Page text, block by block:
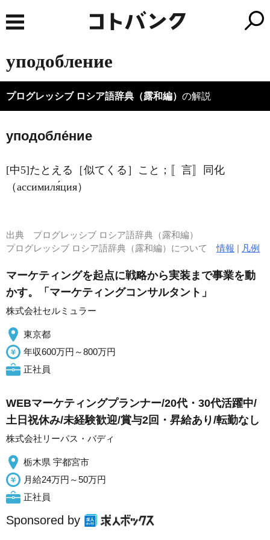
уподобление
プログレッシブ ロシア語辞典（露和編） の解説
уподобле́ние
[中5]たとえる［似てくる］こと；〚言〛同化
（ассимиля́ция）
出典 プログレッシブ ロシア語辞典（露和編）
プログレッシブ ロシア語辞典（露和編）について情報 | 凡例
マーケティングを起点に戦略から実装まで事業を動
かす。「マーケティングコンサルタント」
株式会社セルミュラー
東京都
年収600万円～800万円
正社員
WEBマーケティングプランナー/20代・30代活躍中/
土日祝休み/未経験歓迎/賞与2回・昇給あり/転勤なし
株式会社リーパス・バディ
栃木県 宇都宮市
月給24万円～50万円
正社員
Sponsored by